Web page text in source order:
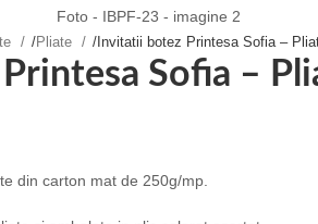
/Pliate / Invitatii botez Printesa Sofia –
Sofia –
din carton mat de 250g/mp.